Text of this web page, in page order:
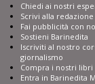
Chiedi ai nostri
Scrivi alla redazione
Fai pubblicità con
Sostieni Barinedita
Iscriviti al nostro
giornalismo
Compra i nostri libri
Entra in Barinedita